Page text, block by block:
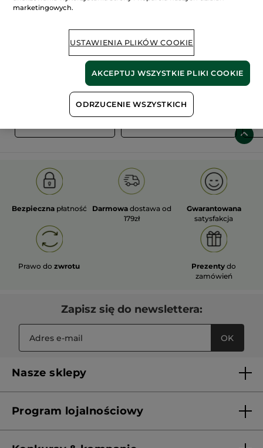
100%ekstrakty
roślinne
60 hektarów
pól organicznych
Pokaż więcej
Bezpieczna płatność Darmowa dostawa od
179zł
Gwarantowana
satysfakcja
Prawo dozwrotu Prezenty do
zamówień
Zapisz się do newslettera:
OK
Nasze sklepy
Franczyza
Program lojalnościowy
marketingowych.
USTAWIENIA PLIKÓW COOKIE
ODRZUCENIE WSZYSTKICH
AKCEPTUJ WSZYSTKIE PLIKI COOKIE